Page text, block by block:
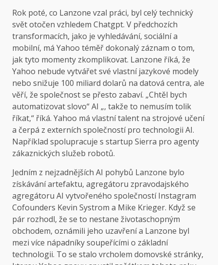
Rok poté, co Lanzone vzal práci, byl celý technický
svět otočen vzhledem Chatgpt. V předchozích
transformacích, jako je vyhledávání, sociální a
mobilní, má Yahoo téměř dokonalý záznam o tom,
jak tyto momenty zkomplikovat. Lanzone říká, že
Yahoo nebude vytvářet své vlastní jazykové modely
nebo snižuje 100 miliard dolarů na datová centra, ale
věří, že společnost se přesto zabaví. „Chtěl bych
automatizovat slovo“ AI „, takže to nemusím tolik
říkat,“ říká. Yahoo má vlastní talent na strojové učení
a čerpá z externích společností pro technologii AI.
Například spolupracuje s startup Sierra pro agenty
zákaznických služeb robotů.
Jedním z nejzadnějších AI pohybů Lanzone bylo
získávání artefaktu, agregátoru zpravodajského
agregátoru AI vytvořeného společností Instagram
Cofounders Kevin Systrom a Mike Krieger. Když se
pár rozhodl, že se to nestane životaschopným
obchodem, oznámili jeho uzavření a Lanzone byl
mezi více nápadníky soupeřícími o základní
technologii. To se stalo vrcholem domovské stránky,